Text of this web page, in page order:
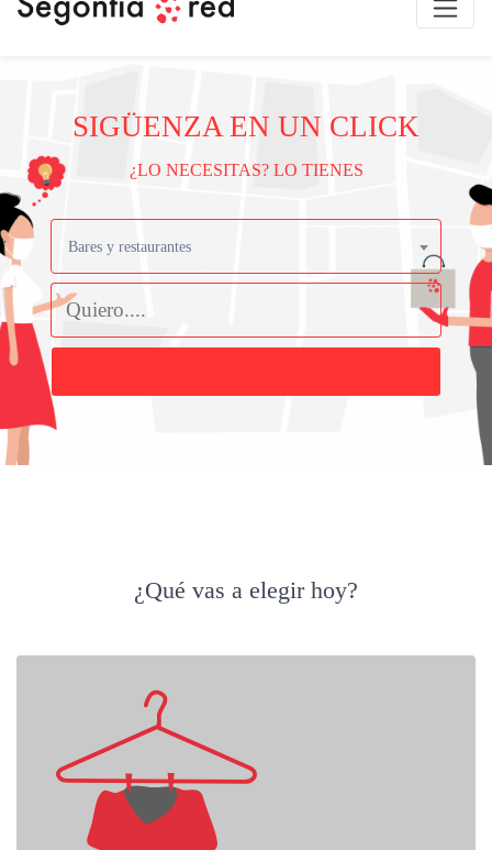
SIGÜENZA EN UN CLICK
¿LO NECESITAS? LO TIENES
Bares y restaurantes
¿Qué vas a elegir hoy?